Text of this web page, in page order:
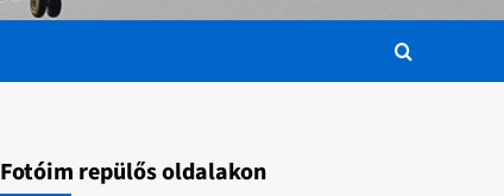
Fotóim repülős oldalakon